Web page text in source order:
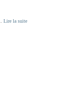
Lire la suite